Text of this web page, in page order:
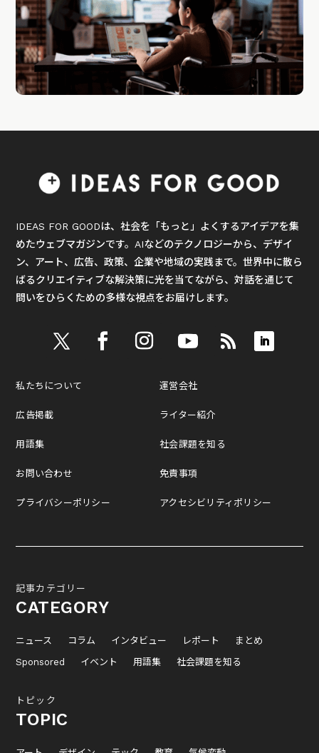
IDEAS FOR GOODは、社会を「もっと」よくするアイデアを集
めたウェブマガジンです。AIなどのテクノロジーから、デザイ
ン、アート、広告、政策、企業や地域の実践まで。世界中に散ら
ばるクリエイティブな解決策に光を当てながら、対話を通じて
問いをひらくための多様な視点をお届けします。
私たちについて
広告掲載
用語集
お問い合わせ
プライバシーポリシー
運営会社
ライター紹介
社会課題を知る
免責事項
アクセシビリティポリシー
記事カテゴリー
CATEGORY
ニュース コラム インタビュー レポート
まとめ
Sponsored
イベント 用語集 社会課題を知る
トピック
TOPIC